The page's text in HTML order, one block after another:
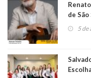
de
5 de